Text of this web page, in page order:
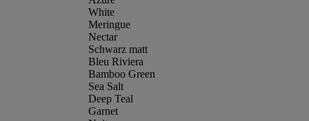
White
Meringue
Nectar
Schwarz matt
Bleu Riviera
Bamboo Green
Sea Salt
Deep Teal
Garnet